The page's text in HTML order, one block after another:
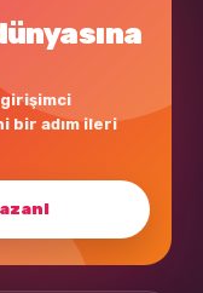
bir adım ileri